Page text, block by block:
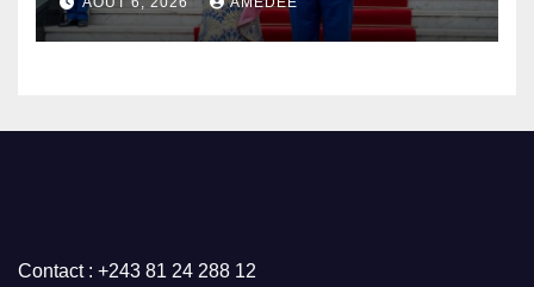
Contact : +243 81 24 288 12